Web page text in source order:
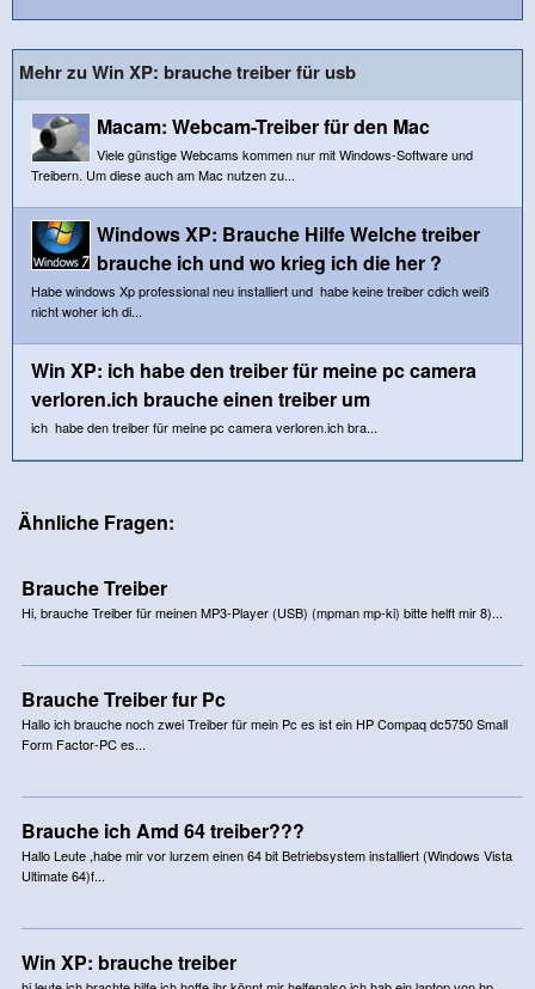
Mehr zu Win XP: brauche treiber für usb
Macam: Webcam-Treiber für den Mac
Viele günstige Webcams kommen nur mit Windows-Software und
Treibern. Um diese auch am Mac nutzen zu...
Windows XP: Brauche Hilfe Welche treiber
brauche ich und wo krieg ich die her ?
Habe windows Xp professional neu installiert und habe keine treiber cdich weiß
nicht woher ich di...
Win XP: ich habe den treiber für meine pc camera
verloren.ich brauche einen treiber um
ich habe den treiber für meine pc camera verloren.ich bra...
Ähnliche Fragen:
Brauche Treiber
Hi, brauche Treiber für meinen MP3-Player (USB) (mpman mp-ki) bitte helft mir 8)...
Brauche Treiber fur Pc
Hallo ich brauche noch zwei Treiber für mein Pc es ist ein HP Compaq dc5750 Small
Form Factor-PC es...
Brauche ich Amd 64 treiber???
Hallo Leute ,habe mir vor lurzem einen 64 bit Betriebsystem installiert (Windows Vista
Ultimate 64)f...
Win XP: brauche treiber